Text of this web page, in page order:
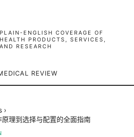
PLAIN-ENGLISH COVERAGE OF
HEALTH PRODUCTS, SERVICES,
AND RESEARCH
REVIEW
›
理到选择与配置的全面指南